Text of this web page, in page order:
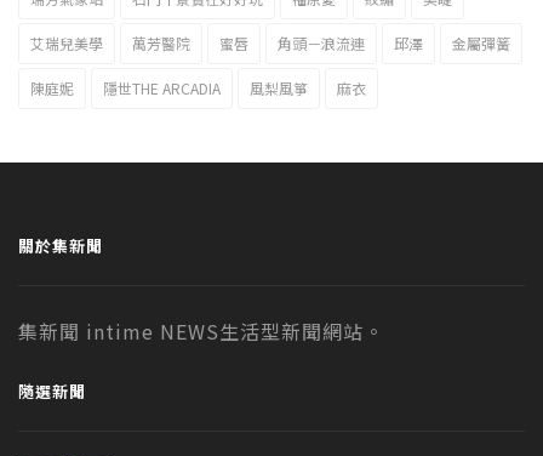
艾瑞兒美學 萬芳醫院 蜜唇 角頭－浪流連 邱澤 金屬彈簧
陳庭妮 隱世THE ARCADIA 風梨風箏 麻衣
關於集新聞
集新聞 intime NEWS生活型新聞網站。
隨選新聞